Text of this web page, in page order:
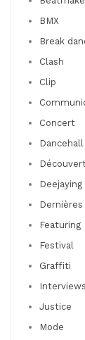
BMX
Break
Clash
Clip
Concert
Dancehall
Deejaying
Featuring
Festival
Graffiti
Interviews
Justice
Mode